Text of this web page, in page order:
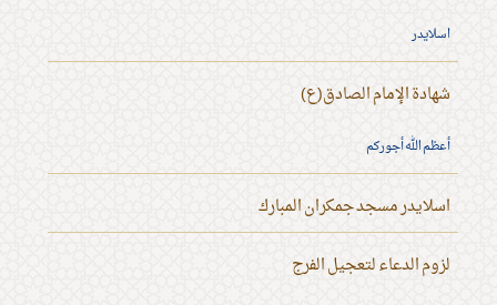
اسلايدر
شهادة الإمام الصادق(ع)
أعظم الله أجوركم
اسلايدر مسجد جمكران المبارك
لزوم الدعاء لتعجيل الفرج